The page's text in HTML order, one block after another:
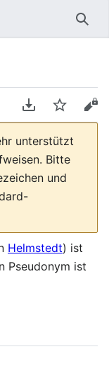
PDF
unterstützt
Bitte
und
Helmstedt) ist
Pseudonym ist